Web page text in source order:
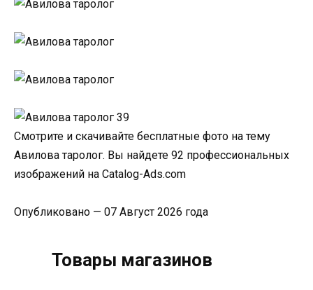
Смотрите и скачивайте бесплатные фото на тему
Авилова таролог. Вы найдете 92 профессиональных
изображений на Catalog-Ads.com
Опубликовано — 07 Август 2026 года
Товары магазинов